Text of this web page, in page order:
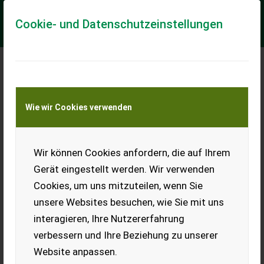
Cookie- und Datenschutzeinstellungen
Wie wir Cookies verwenden
Wir können Cookies anfordern, die auf Ihrem
Gerät eingestellt werden. Wir verwenden
Cookies, um uns mitzuteilen, wenn Sie
unsere Websites besuchen, wie Sie mit uns
interagieren, Ihre Nutzererfahrung
verbessern und Ihre Beziehung zu unserer
Website anpassen.
Meine Transportkostenanfrage
Transport von Land- und Baumaschinen –
KEINE Tiertransporte
Hardi Feldspritze
900 l, 12 m Balken,
mechanisch klappbar,
höhenverstellbar,
Frischwassertank ist
bis 2028.